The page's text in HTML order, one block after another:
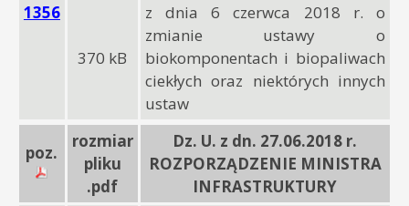
1356
370 kB
z dnia 6 czerwca 2018 r. o
zmianie ustawy o
biokomponentach i biopaliwach
ciekłych oraz niektórych innych
ustaw
poz.
rozmiar
pliku
.pdf
Dz. U. z dn. 27.06.2018 r.
ROZPORZĄDZENIE MINISTRA
INFRASTRUKTURY